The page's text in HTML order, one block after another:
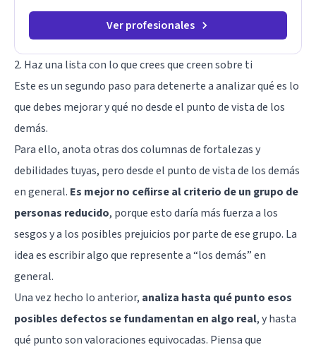
Ver profesionales
2. Haz una lista con lo que crees que creen sobre ti
Este es un segundo paso para detenerte a analizar qué es lo
que debes mejorar y qué no desde el punto de vista de los
demás.
Para ello, anota otras dos columnas de fortalezas y
debilidades tuyas, pero desde el punto de vista de los demás
en general. Es mejor no ceñirse al criterio de un grupo de
personas reducido, porque esto daría más fuerza a los
sesgos y a los posibles prejuicios por parte de ese grupo. La
idea es escribir algo que represente a “los demás” en
general.
Una vez hecho lo anterior, analiza hasta qué punto esos
posibles defectos se fundamentan en algo real, y hasta
qué punto son valoraciones equivocadas. Piensa que